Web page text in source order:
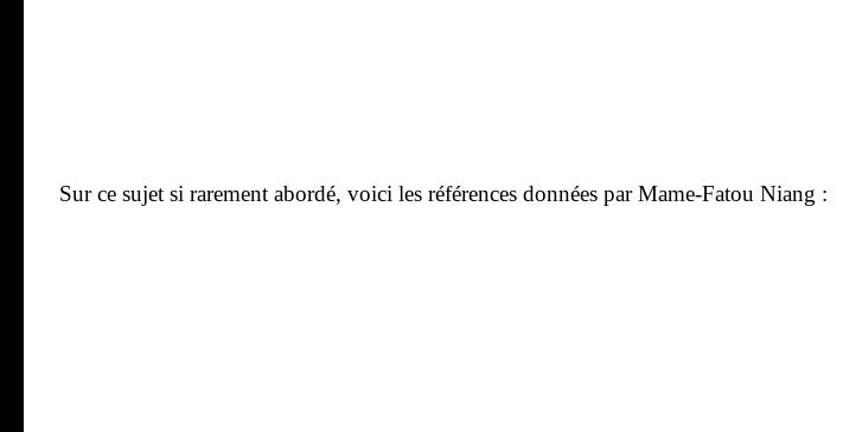
Sur ce sujet si rare­ment abor­dé, voi­ci les réfé­rences don­nées par Mame-Fatou Niang :